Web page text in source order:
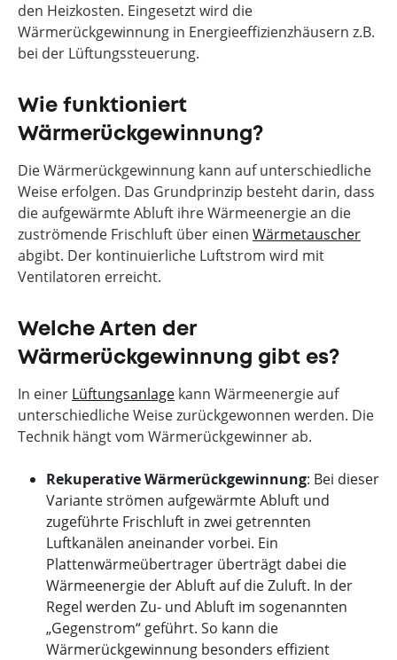
den Heizkosten. Eingesetzt wird die
Wärmerückgewinnung in Energieeffizienzhäusern z.B.
bei der Lüftungssteuerung.
Wie funktioniert
Wärmerückgewinnung?
Die Wärmerückgewinnung kann auf unterschiedliche
Weise erfolgen. Das Grundprinzip besteht darin, dass
die aufgewärmte Abluft ihre Wärmeenergie an die
zuströmende Frischluft über einen Wärmetauscher
abgibt. Der kontinuierliche Luftstrom wird mit
Ventilatoren erreicht.
Welche Arten der
Wärmerückgewinnung gibt es?
In einer Lüftungsanlage kann Wärmeenergie auf
unterschiedliche Weise zurückgewonnen werden. Die
Technik hängt vom Wärmerückgewinner ab.
Rekuperative Wärmerückgewinnung: Bei dieser
Variante strömen aufgewärmte Abluft und
zugeführte Frischluft in zwei getrennten
Luftkanälen aneinander vorbei. Ein
Plattenwärmeübertrager überträgt dabei die
Wärmeenergie der Abluft auf die Zuluft. In der
Regel werden Zu- und Abluft im sogenannten
„Gegenstrom“ geführt. So kann die
Wärmerückgewinnung besonders effizient